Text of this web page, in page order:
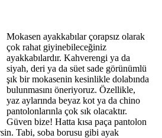
Mokasen ayakkabılar çorapsız olarak
çok rahat giyinebileceğiniz
ayakkabılardır. Kahverengi ya da
siyah, deri ya da süet sade görünümlü
şık bir mokasenin kesinlikle dolabında
bulunmasını öneriyoruz. Özellikle,
yaz aylarında beyaz kot ya da chino
pantolonlarınla çok sık olacaktır.
Güven bize! Hatta kısa paça pantolon
Tabi, soba borusu gibi ayak